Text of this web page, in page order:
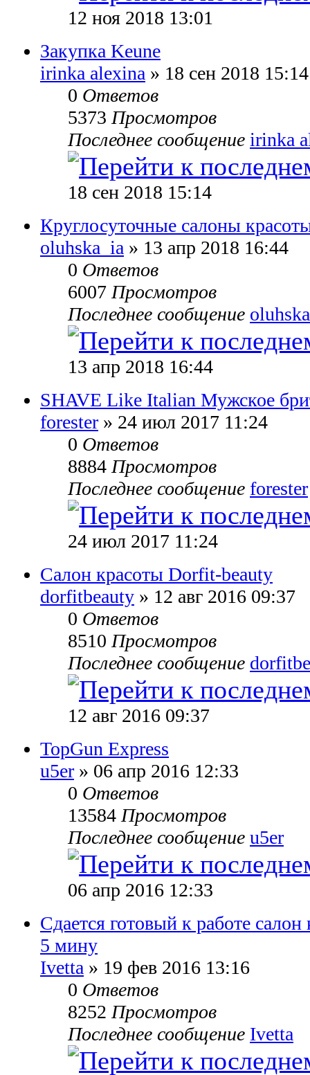
12 ноя 2018 13:01
Закупка Keune
irinka alexina » 18 сен 2018 15:14
0 Ответов
5373Просмотров
Последнее сообщение irinka
18 сен 2018 15:14
Круглосуточные салоны
oluhska_ia » 13 апр 2018 16:44
0 Ответов
6007Просмотров
Последнее сообщение
13 апр 2018 16:44
SHAVE Like Italian Мужское
forester » 24 июл 2017 11:24
0 Ответов
8884Просмотров
Последнее сообщение forester
24 июл 2017 11:24
Салон красоты Dorfit-beauty
dorfitbeauty » 12 авг 2016 09:37
0 Ответов
8510Просмотров
Последнее сообщение
12 авг 2016 09:37
TopGun Express
u5er » 06 апр 2016 12:33
0 Ответов
13584Просмотров
Последнее сообщение u5er
06 апр 2016 12:33
Сдается готовый к работе
5 мину
Ivetta » 19 фев 2016 13:16
0 Ответов
8252Просмотров
Последнее сообщение Ivetta